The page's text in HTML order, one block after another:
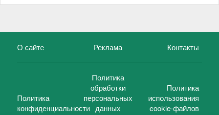
О сайте Реклама Контакты
Политика
конфиденциальности
Политика
обработки
персональных
данных
Политика
использования
cookie-файлов